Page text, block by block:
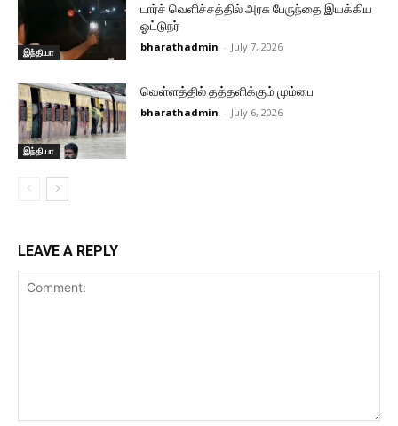
இந்தியா
டார்ச் வெளிச்சத்தில் அரசு பேருந்தை இயக்கிய
ஓட்டுநர்
bharathadmin - July 7, 2026
இந்தியா
வெள்ளத்தில் தத்தளிக்கும் மும்பை
bharathadmin - July 6, 2026
LEAVE A REPLY